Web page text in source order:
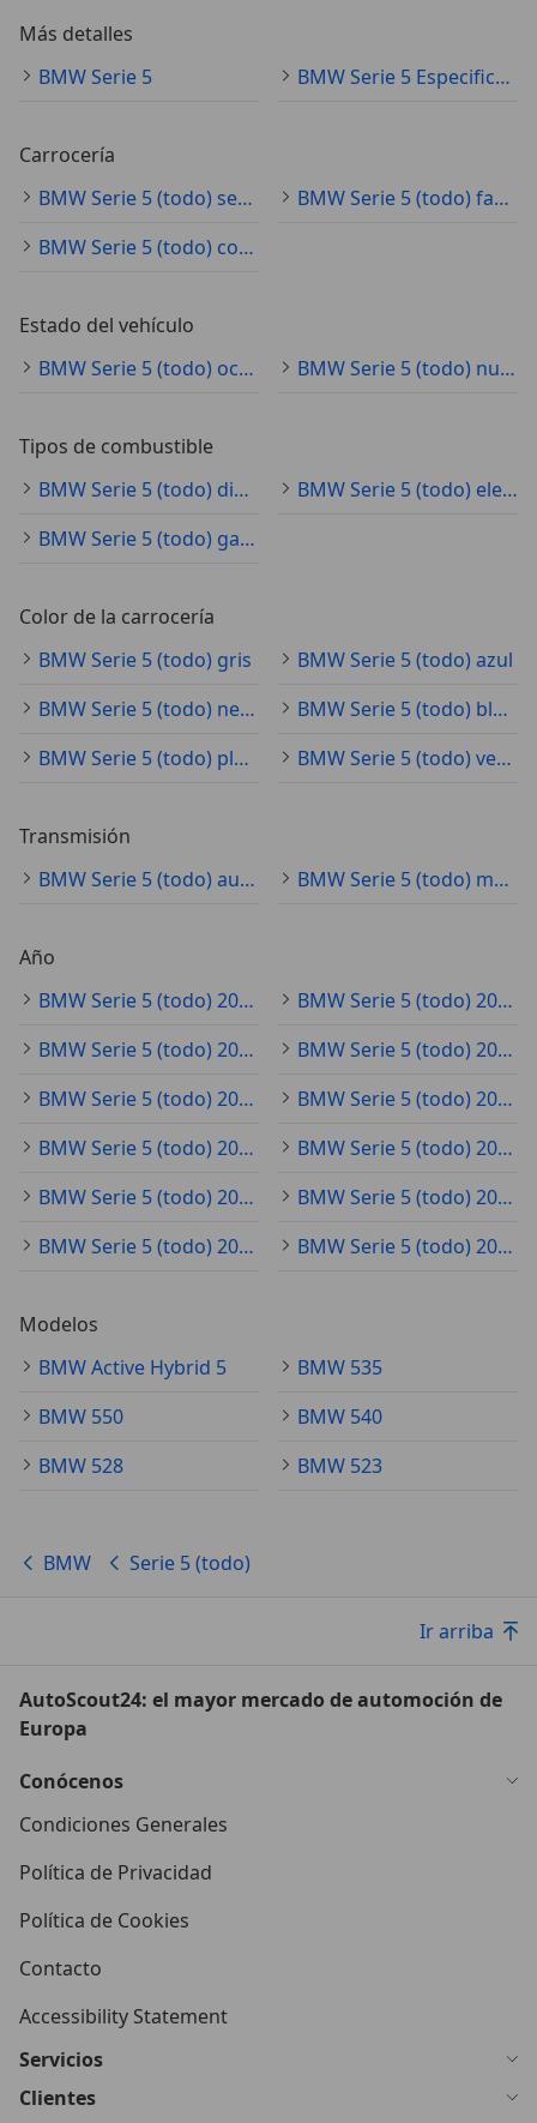
Más detalles
BMW Serie 5
BMW Serie 5 Especificaciones técnicas
Carrocería
BMW Serie 5 (todo) sedán
BMW Serie 5 (todo) familiar
BMW Serie 5 (todo) coche pequeño
Estado del vehículo
BMW Serie 5 (todo) ocasión
BMW Serie 5 (todo) nuevo
Tipos de combustible
BMW Serie 5 (todo) diésel
BMW Serie 5 (todo) electro/gasolina
BMW Serie 5 (todo) gasolina
Color de la carrocería
BMW Serie 5 (todo) gris
BMW Serie 5 (todo) azul
BMW Serie 5 (todo) negro
BMW Serie 5 (todo) blanco
BMW Serie 5 (todo) plateado
BMW Serie 5 (todo) verde
Transmisión
BMW Serie 5 (todo) automático
BMW Serie 5 (todo) manual
Año
BMW Serie 5 (todo) 2022
BMW Serie 5 (todo) 2017
BMW Serie 5 (todo) 2018
BMW Serie 5 (todo) 2019
BMW Serie 5 (todo) 2021
BMW Serie 5 (todo) 2016
BMW Serie 5 (todo) 2020
BMW Serie 5 (todo) 2014
BMW Serie 5 (todo) 2011
BMW Serie 5 (todo) 2025
BMW Serie 5 (todo) 2024
BMW Serie 5 (todo) 2012
Modelos
BMW Active Hybrid 5
BMW 535
BMW 550
BMW 540
BMW 528
BMW 523
BMW Serie 5 (todo)
Ir arriba
AutoScout24: el mayor mercado de automoción de
Europa
Conócenos
Condiciones Generales
Política de Privacidad
Política de Cookies
Contacto
Accessibility Statement
Servicios
Clientes